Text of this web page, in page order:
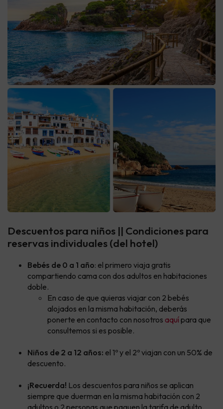
Descuentos para niños || Condiciones para
reservas individuales (del hotel)
Bebés de 0 a 1 año: el primero viaja gratis
compartiendo cama con dos adultos en habitaciones
doble.
En caso de que quieras viajar con 2 bebés
alojados en la misma habitación, deberás
ponerte en contacto con nosotros aquípara que
consultemos si es posible.
Niños de 2 a 12 años: el 1º y el 2º viajan con un 50% de
descuento.
¡Recuerda! Los descuentos para niños se aplican
siempre que duerman en la misma habitación con 2
adultos o 2 personas que paguen la tarifa de adulto.